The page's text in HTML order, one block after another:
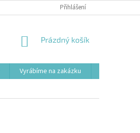
Přihlášení
NÁKUPNÍ
Prázdný košík
Vyrábíme na zakázku